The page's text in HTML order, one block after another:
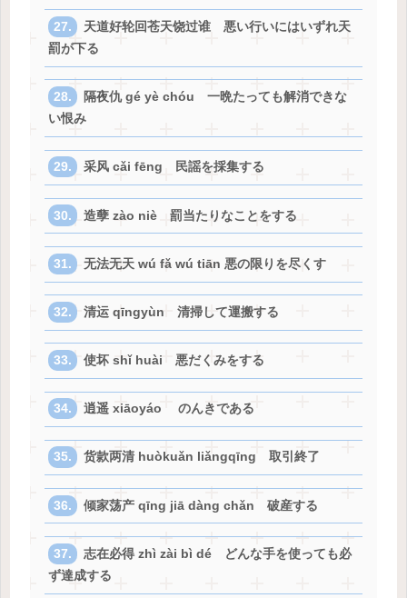
天道好轮回苍天饶过谁 悪い行いにはいずれ天
罰が下る
隔夜仇 gé yè chóu 一晩たっても解消できな
い恨み
采风 cǎi fēng 民謡を採集する
造孽 zào niè 罰当たりなことをする
无法无天 wú fǎ wú tiān 悪の限りを尽くす
清运 qīngyùn 清掃して運搬する
使坏 shǐ huài 悪だくみをする
逍遥 xiāoyáo のんきである
货款两清 huòkuǎn liǎngqīng 取引終了
倾家荡产 qīng jiā dàng chǎn 破産する
志在必得 zhì zài bì dé どんな手を使っても必
ず達成する